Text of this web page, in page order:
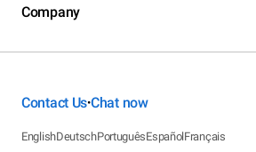
Company
Contact Us•Chat now
EnglishDeutschPortuguêsEspañolFrançais